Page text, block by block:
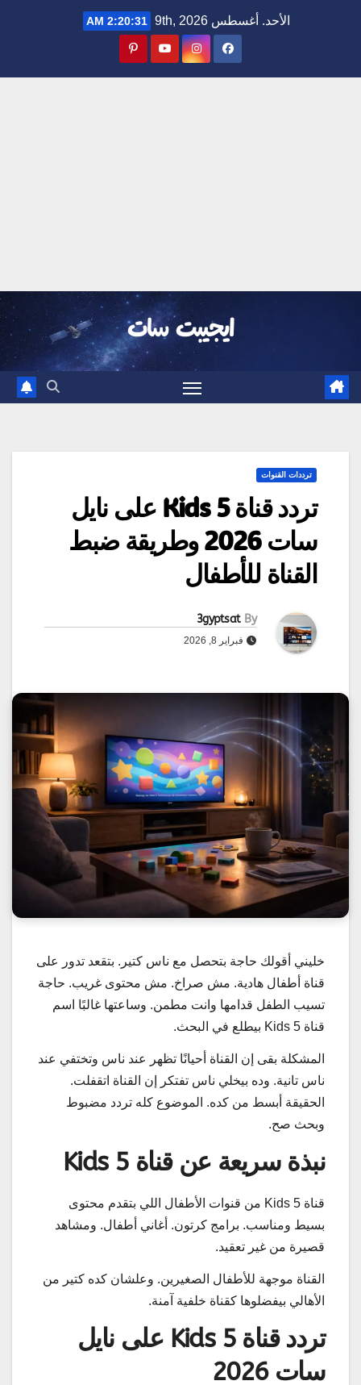
الأحد. أغسطس 9th, 2026 2:20:31 AM
ايجيبت سات
ترددات القنوات
تردد قناة 5 Kids على نايل
سات 2026 وطريقة ضبط
القناة للأطفال
By
3gyptsat
فبراير 8, 2026
خليني أقولك حاجة بتحصل مع ناس كتير. بتقعد تدور على
قناة أطفال هادية. مش صراخ. مش محتوى غريب. حاجة
تسيب الطفل قدامها وانت مطمن. وساعتها غالبًا اسم
قناة 5 Kids بيطلع في البحث.
المشكلة بقى إن القناة أحيانًا تظهر عند ناس وتختفي عند
ناس تانية. وده بيخلي ناس تفتكر إن القناة اتقفلت.
الحقيقة أبسط من كده. الموضوع كله تردد مضبوط
وبحث صح.
نبذة سريعة عن قناة 5 Kids
قناة 5 Kids من قنوات الأطفال اللي بتقدم محتوى
بسيط ومناسب. برامج كرتون. أغاني أطفال. ومشاهد
قصيرة من غير تعقيد.
القناة موجهة للأطفال الصغيرين. وعلشان كده كتير من
الأهالي بيفضلوها كقناة خلفية آمنة.
تردد قناة 5 Kids على نايل
سات 2026